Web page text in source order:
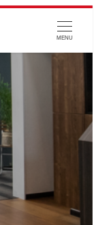
MENU